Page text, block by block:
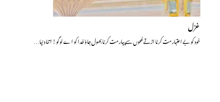
غزل
خود کو بے اعتبار مت کرنا اڑتے لمحوں سے پیار مت کرنا بھول جاؤ خدا کو اے لوگو! اتنا دنیا…